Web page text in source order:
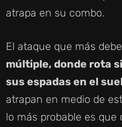
atrapa en su combo.
El ataque que más
múltiple, donde rota
sus espadas en el
atrapan en medio de
lo más probable es